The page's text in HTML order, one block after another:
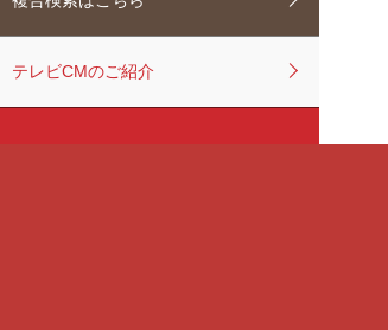
テレビCMのご紹介